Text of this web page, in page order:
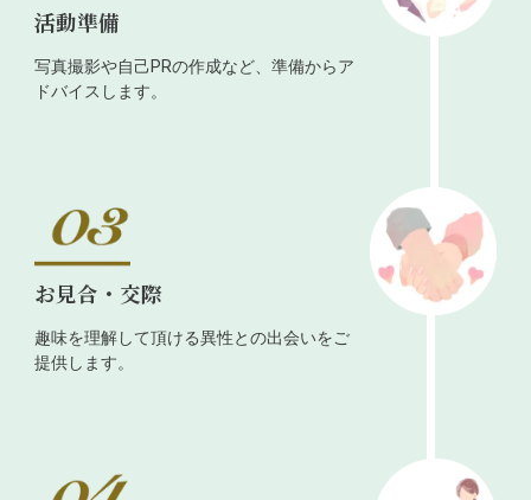
活動準備
写真撮影や自己PRの作成など、準備からア
ドバイスします。
お見合・交際
趣味を理解して頂ける異性との出会いをご
提供します。